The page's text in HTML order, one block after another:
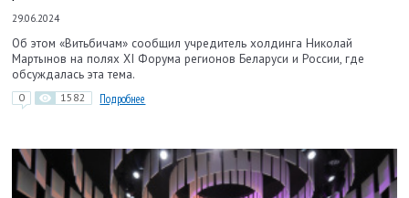
29.06.2024
Об этом «Витьбичам» сообщил учредитель холдинга Николай
Мартынов на полях XI Форума регионов Беларуси и России, где
обсуждалась эта тема.
0 1582 Подробнее